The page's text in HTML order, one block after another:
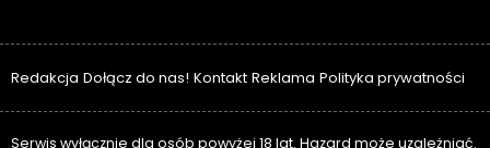
Redakcja Dołącz do nas! Kontakt Reklama Polityka prywatności
Serwis wyłącznie dla osób powyżej 18 lat. Hazard może uzależniać.